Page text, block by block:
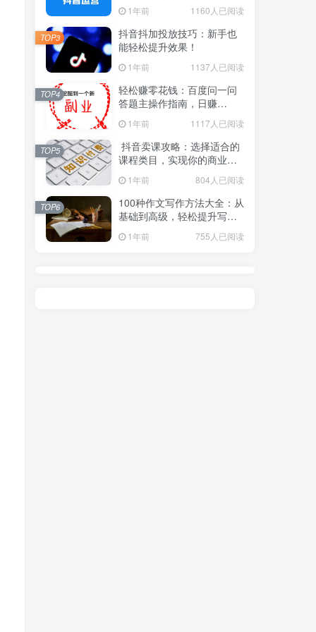
1年前 1160人已阅读
抖音抖加投放技巧：新手也
能轻松提升效果！
1年前 1137人已阅读
TOP3
轻松赚零花钱：百度问一问
答题主操作指南，日赚
1年前 1117人已阅读
TOP4
抖音卖课攻略：选择适合的
课程类目，实现你的商业价
1年前 804人已阅读
TOP5
100种作文写作方法大全：从
基础到高级，轻松提升写作
1年前 755人已阅读
TOP6